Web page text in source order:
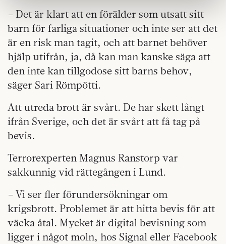
samlat in när du har använt deras tjänster.
Om du vill läsa mer om hur vi hanterar personuppgifter
kan du göra dethär.
– Det är klart att en förälder som utsatt sitt
barn för farliga situationer och inte ser att det
är en risk man tagit, och att barnet behöver
hjälp utifrån, ja, då kan man kanske säga att
den inte kan tillgodose sitt barns behov,
säger Sari Römpötti.
Att utreda brott är svårt. De har skett långt
ifrån Sverige, och det är svårt att få tag på
bevis.
Terrorexperten Magnus Ranstorp var
sakkunnig vid rättegången i Lund.
– Vi ser fler förundersökningar om
krigsbrott. Problemet är att hitta bevis för att
väcka åtal. Mycket är digital bevisning som
ligger i något moln, hos Signal eller Facebook